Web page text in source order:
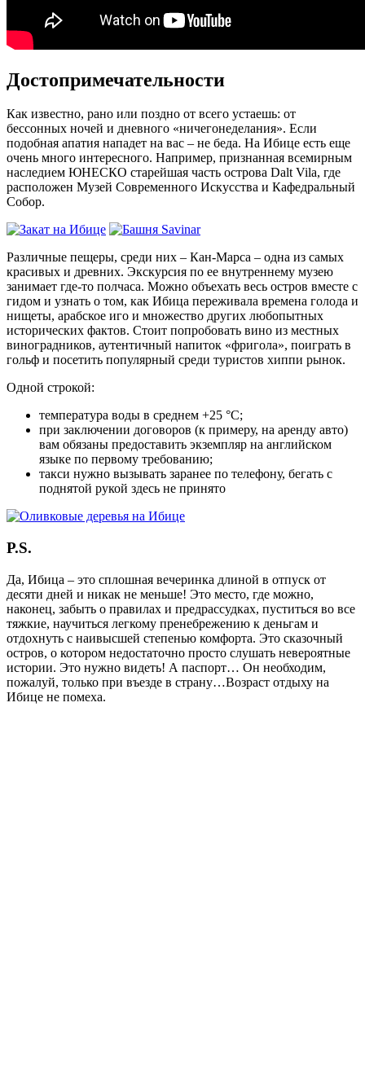
Достопримечательности
Как известно, рано или поздно от всего устаешь: от
бессонных ночей и дневного «ничегонеделания». Если
подобная апатия нападет на вас – не беда. На Ибице есть еще
очень много интересного. Например, признанная всемирным
наследием ЮНЕСКО старейшая часть острова Dalt Vila, где
расположен Музей Современного Искусства и Кафедральный
Собор.
Различные пещеры, среди них – Кан-Марса – одна из самых
красивых и древних. Экскурсия по ее внутреннему музею
занимает где-то полчаса. Можно объехать весь остров вместе с
гидом и узнать о том, как Ибица переживала времена голода и
нищеты, арабское иго и множество других любопытных
исторических фактов. Стоит попробовать вино из местных
виноградников, аутентичный напиток «фригола», поиграть в
гольф и посетить популярный среди туристов хиппи рынок.
Одной строкой:
температура воды в среднем +25 °С;
при заключении договоров (к примеру, на аренду авто)
вам обязаны предоставить экземпляр на английском
языке по первому требованию;
такси нужно вызывать заранее по телефону, бегать с
поднятой рукой здесь не принято
P.S.
Да, Ибица – это сплошная вечеринка длиной в отпуск от
десяти дней и никак не меньше! Это место, где можно,
наконец, забыть о правилах и предрассудках, пуститься во все
тяжкие, научиться легкому пренебрежению к деньгам и
отдохнуть с наивысшей степенью комфорта. Это сказочный
остров, о котором недостаточно просто слушать невероятные
истории. Это нужно видеть! А паспорт… Он необходим,
пожалуй, только при въезде в страну…Возраст отдыху на
Ибице не помеха.